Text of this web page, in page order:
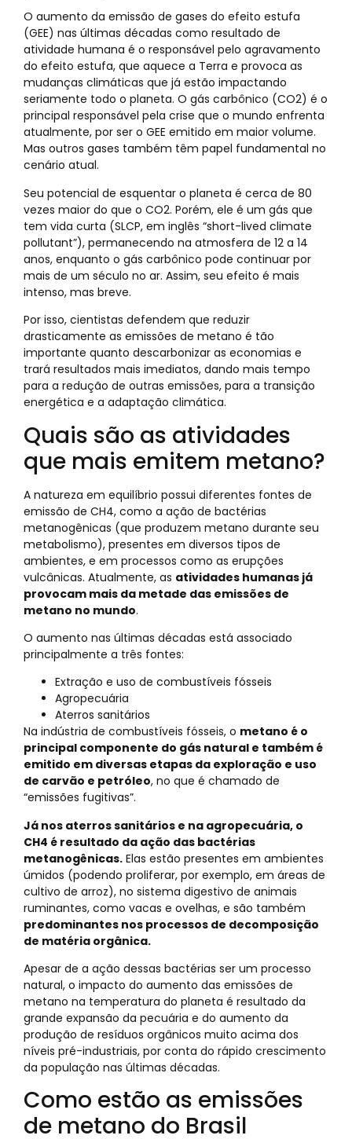
O aumento da emissão de gases do efeito estufa
(GEE) nas últimas décadas como resultado de
atividade humana é o responsável pelo agravamento
do efeito estufa, que aquece a Terra e provoca as
mudanças climáticas que já estão impactando
seriamente todo o planeta. O gás carbônico (CO2) é o
principal responsável pela crise que o mundo enfrenta
atualmente, por ser o GEE emitido em maior volume.
Mas outros gases também têm papel fundamental no
cenário atual.
Seu potencial de esquentar o planeta é cerca de 80
vezes maior do que o CO2. Porém, ele é um gás que
tem vida curta (SLCP, em inglês “short-lived climate
pollutant”), permanecendo na atmosfera de 12 a 14
anos, enquanto o gás carbônico pode continuar por
mais de um século no ar. Assim, seu efeito é mais
intenso, mas breve.
Por isso, cientistas defendem que reduzir
drasticamente as emissões de metano é tão
importante quanto descarbonizar as economias e
trará resultados mais imediatos, dando mais tempo
para a redução de outras emissões, para a transição
energética e a adaptação climática.
Quais são as atividades
que mais emitem metano?
A natureza em equilíbrio possui diferentes fontes de
emissão de CH4, como a ação de bactérias
metanogênicas (que produzem metano durante seu
metabolismo), presentes em diversos tipos de
ambientes, e em processos como as erupções
vulcânicas. Atualmente, as atividades humanas já
provocam mais da metade das emissões de
metano no mundo.
O aumento nas últimas décadas está associado
principalmente a três fontes:
Extração e uso de combustíveis fósseis
Agropecuária
Aterros sanitários
Na indústria de combustíveis fósseis, o metano é o
principal componente do gás natural e também é
emitido em diversas etapas da exploração e uso
de carvão e petróleo, no que é chamado de
“emissões fugitivas”.
Já nos aterros sanitários e na agropecuária, o
CH4 é resultado da ação das bactérias
metanogênicas. Elas estão presentes em ambientes
úmidos (podendo proliferar, por exemplo, em áreas de
cultivo de arroz), no sistema digestivo de animais
ruminantes, como vacas e ovelhas, e são também
predominantes nos processos de decomposição
de matéria orgânica.
Apesar de a ação dessas bactérias ser um processo
natural, o impacto do aumento das emissões de
metano na temperatura do planeta é resultado da
grande expansão da pecuária e do aumento da
produção de resíduos orgânicos muito acima dos
níveis pré-industriais, por conta do rápido crescimento
da população nas últimas décadas.
Como estão as emissões
de metano do Brasil